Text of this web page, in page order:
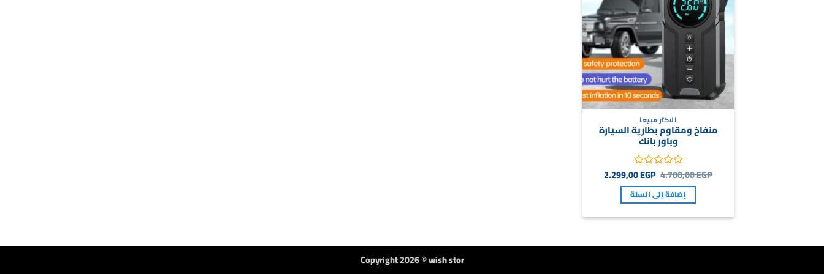
الاكثر مبيعا
منفاخ ومقاوم بطارية السيارة
وباور بانك
تم
0
من
4.700,00EGP السعر
الأصلي
هو:
4.700,00 EGP.
2.299,00EGP السعر
الحالي
إضافة إلى السلة
Copyright 2026 ©wish stor